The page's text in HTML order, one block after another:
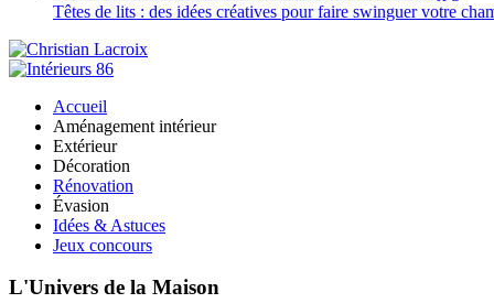
Têtes de lits : des idées créatives pour faire swinguer votre
Accueil
Aménagement intérieur
Extérieur
Décoration
Rénovation
Évasion
Idées & Astuces
Jeux concours
L'Univers de la Maison